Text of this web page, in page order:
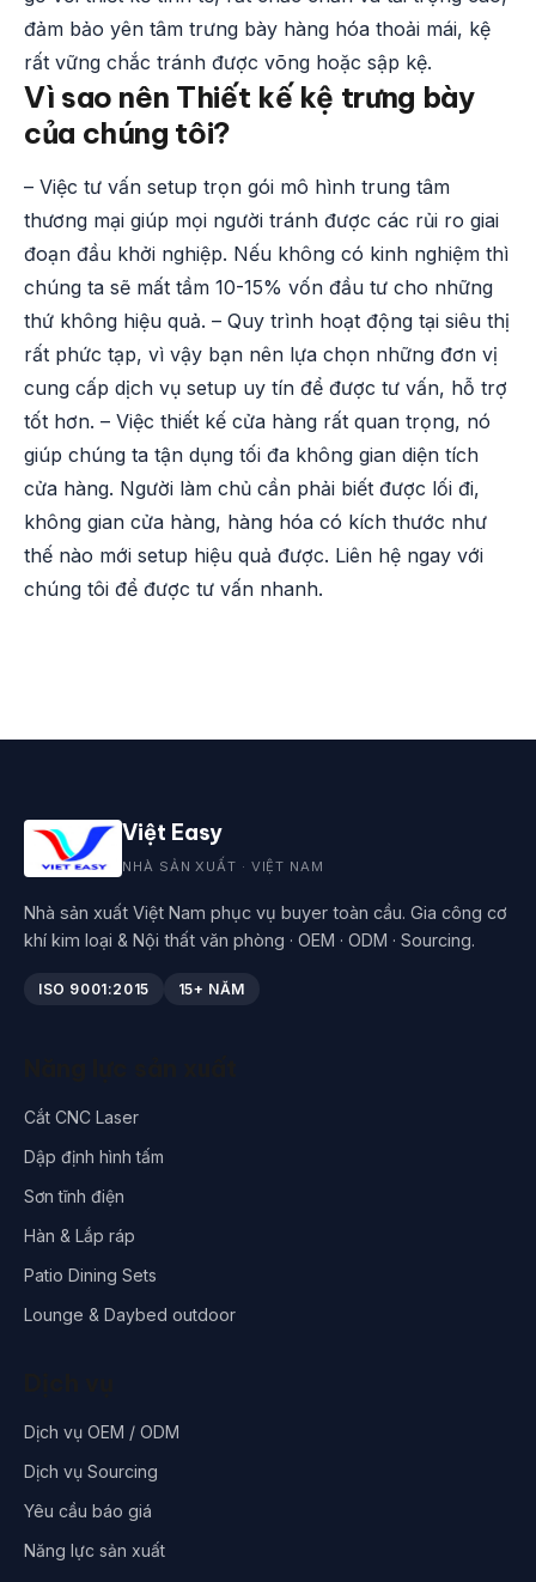
đảm bảo yên tâm trưng bày hàng hóa thoải mái, kệ
rất vững chắc tránh được võng hoặc sập kệ.
Vì sao nên Thiết kế kệ trưng bày
của chúng tôi?
– Việc tư vấn setup trọn gói mô hình trung tâm
thương mại giúp mọi người tránh được các rủi ro giai
đoạn đầu khởi nghiệp. Nếu không có kinh nghiệm thì
chúng ta sẽ mất tầm 10-15% vốn đầu tư cho những
thứ không hiệu quả. – Quy trình hoạt động tại siêu thị
rất phức tạp, vì vậy bạn nên lựa chọn những đơn vị
cung cấp dịch vụ setup uy tín để được tư vấn, hỗ trợ
tốt hơn. – Việc thiết kế cửa hàng rất quan trọng, nó
giúp chúng ta tận dụng tối đa không gian diện tích
cửa hàng. Người làm chủ cần phải biết được lối đi,
không gian cửa hàng, hàng hóa có kích thước như
thế nào mới setup hiệu quả được. Liên hệ ngay với
chúng tôi để được tư vấn nhanh.
Việt Easy
NHÀ SẢN XUẤT · VIỆT NAM
Nhà sản xuất Việt Nam phục vụ buyer toàn cầu. Gia công cơ
khí kim loại & Nội thất văn phòng · OEM · ODM · Sourcing.
ISO 9001:2015 15+ NĂM
Cắt CNC Laser
Dập định hình tấm
Sơn tĩnh điện
Hàn & Lắp ráp
Patio Dining Sets
Lounge & Daybed outdoor
Dịch vụ OEM / ODM
Dịch vụ Sourcing
Yêu cầu báo giá
Năng lực sản xuất